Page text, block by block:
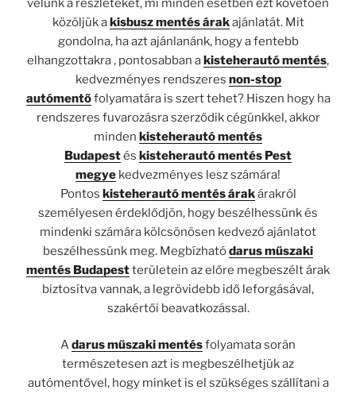
velünk a részleteket, mi minden esetben ezt követően
közöljük akisbusz mentés árakajánlatát. Mit
gondolna, ha azt ajánlanánk, hogy a fentebb
elhangzottakra , pontosabban akisteherautó mentés,
kedvezményes rendszeres non-stop
autómentőfolyamatára is szert tehet? Hiszen hogy ha
rendszeres fuvarozásra szerződik cégünkkel, akkor
minden kisteherautó mentés
Budapestés kisteherautó mentés Pest
megye kedvezményes lesz számára!
Pontos kisteherautó mentés árakárakról
személyesen érdeklődjön, hogy beszélhessünk és
mindenki számára kölcsönösen kedvező ajánlatot
beszélhessünk meg. Megbízhatódarus műszaki
mentés Budapestterületein az előre megbeszélt árak
biztosítva vannak, a legrövidebb idő leforgásával,
szakértői beavatkozással.
Adarus műszaki mentésfolyamata során
természetesen azt is megbeszélhetjük az
autómentővel, hogy minket is el szükséges szállítani a